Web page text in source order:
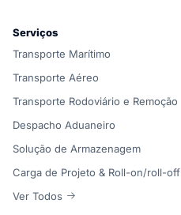
Serviços
Transporte Marítimo
Transporte Aéreo
Transporte Rodoviário e Remoção
Despacho Aduaneiro
Solução de Armazenagem
Carga de Projeto & Roll-on/roll-off
Ver Todos